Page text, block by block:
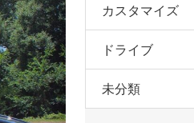
カスタマイズ
ドライブ
未分類